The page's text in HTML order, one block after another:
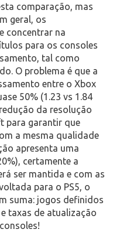
comparação, mas
geral, os
concentrar na
para os consoles
tal como
O problema é que a
entre o Xbox
50% (1.23 vs 1.84
da resolução
para garantir que
a mesma qualidade
apresenta uma
certamente a
ser mantida e com as
para o PS5, o
suma: jogos definidos
taxas de atualização